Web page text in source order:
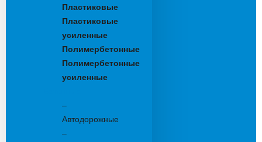
Пластиковые
Пластиковые
усиленные
Полимербетонные
Полимербетонные
усиленные
–
Автодорожные
–